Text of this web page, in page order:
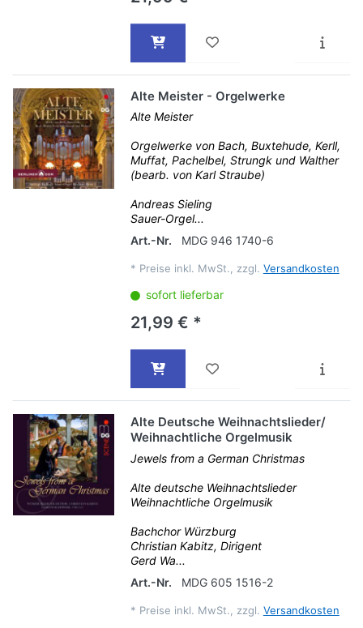
Alte Meister - Orgelwerke
Alte Meister
Orgelwerke von Bach, Buxtehude, Kerll,
Muffat, Pachelbel, Strungk und Walther
(bearb. von Karl Straube)
Andreas Sieling
Sauer-Orgel...
Art.-Nr.
MDG 946 1740-6
* Preise inkl. MwSt., zzgl. Versandkosten
sofort lieferbar
21,99 € *
Alte Deutsche Weihnachtslieder/
Weihnachtliche Orgelmusik
Jewels from a German Christmas
Alte deutsche Weihnachtslieder
Weihnachtliche Orgelmusik
Bachchor Würzburg
Christian Kabitz, Dirigent
Gerd Wa...
Art.-Nr.
MDG 605 1516-2
* Preise inkl. MwSt., zzgl. Versandkosten